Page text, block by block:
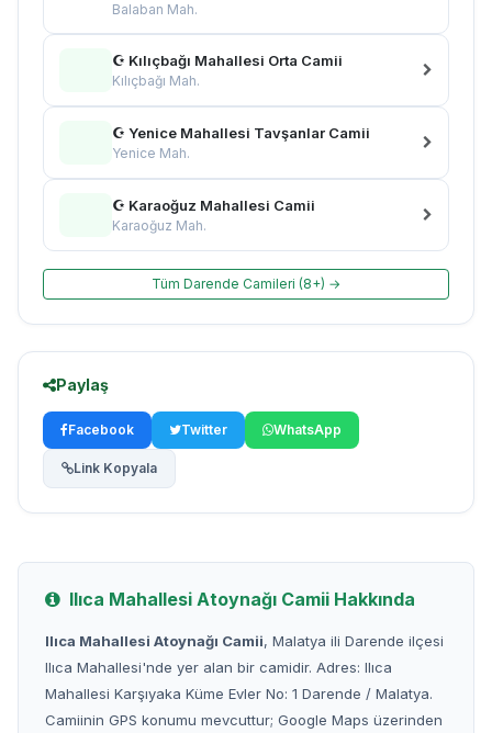
Balaban Mah.
☪ Kılıçbağı Mahallesi Orta Camii
Kılıçbağı Mah.
☪ Yenice Mahallesi Tavşanlar Camii
Yenice Mah.
☪ Karaoğuz Mahallesi Camii
Karaoğuz Mah.
Tüm Darende Camileri (8+) →
Paylaş
Facebook Twitter WhatsApp
Link Kopyala
Ilıca Mahallesi Atoynağı Camii Hakkında
Ilıca Mahallesi Atoynağı Camii, Malatya ili Darende ilçesi
Ilıca Mahallesi'nde yer alan bir camidir. Adres: Ilıca
Mahallesi Karşıyaka Küme Evler No: 1 Darende / Malatya.
Camiinin GPS konumu mevcuttur; Google Maps üzerinden